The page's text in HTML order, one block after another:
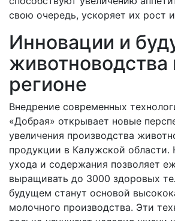
свою очередь, ускоряет их рост
Инновации и
животноводства
регионе
Внедрение современных
«Добрая» открывает новые
увеличения производства
продукции в Калужской области.
ухода и содержания позволяет
выращивать до 3000 здоровых
будущем станут основой
молочного производства. Эти